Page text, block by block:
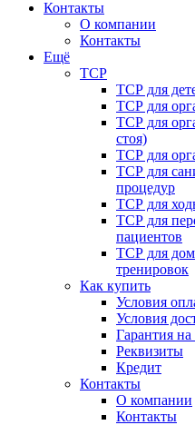
Контакты
О компании
Контакты
Ещё
ТСР
ТСР для
ТСР для
ТСР для
стоя)
ТСР для
ТСР для
процедур
ТСР для
ТСР для
пациентов
ТСР для
тренировок
Как купить
Условия
Условия
Гарантия на
Реквизиты
Кредит
Контакты
О компании
Контакты